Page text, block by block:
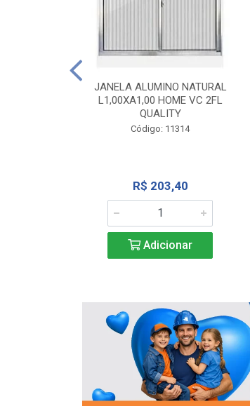
JANELA ALUMINO NATURAL
L1,00XA1,00 HOME VC 2FL
QUALITY
Código: 11314
R$ 203,40
Adicionar